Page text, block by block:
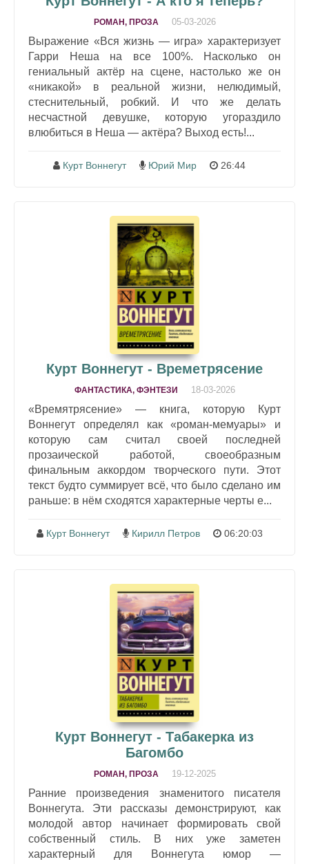
РОМАН, ПРОЗА 05-03-2026
Выражение «Вся жизнь — игра» характеризует
Гарри Неша на все 100%. Насколько он
гениальный актёр на сцене, настолько же он
«никакой» в реальной жизни, нелюдимый,
стеснительный, робкий. И что же делать
несчастной девушке, которую угораздило
влюбиться в Неша — актёра? Выход есть!...
Курт Воннегут Юрий Мир 26:44
Курт Воннегут - Времетрясение
ФАНТАСТИКА, ФЭНТЕЗИ 18-03-2026
«Времятрясение» — книга, которую Курт
Воннегут определял как «роман-мемуары» и
которую сам считал своей последней
прозаической работой, своеобразным
финальным аккордом творческого пути. Этот
текст будто суммирует всё, что было сделано им
раньше: в нём сходятся характерные черты е...
Курт Воннегут Кирилл Петров 06:20:03
Курт Воннегут - Табакерка из
Багомбо
РОМАН, ПРОЗА 19-12-2025
Ранние произведения знаменитого писателя
Воннегута. Эти рассказы демонстрируют, как
молодой автор начинает формировать свой
собственный стиль. В них уже заметен
характерный для Воннегута юмор —